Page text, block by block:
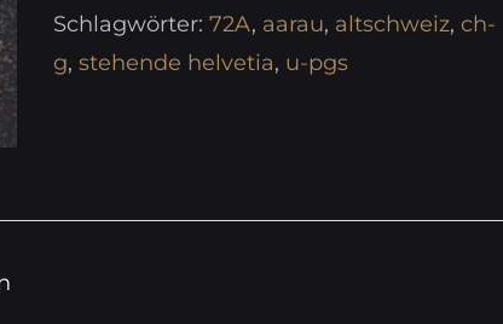
Schlagwörter: 72A, aarau, altschweiz, ch-
g, stehende helvetia, u-pgs